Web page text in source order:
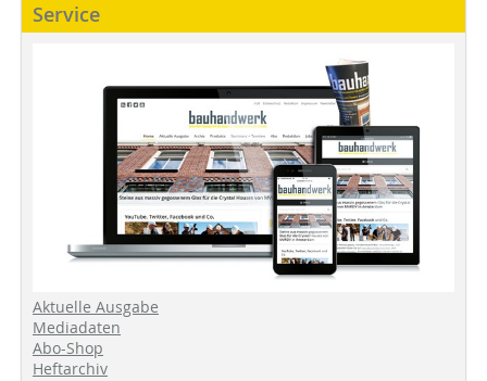
Service
Aktuelle Ausgabe
Mediadaten
Abo-Shop
Heftarchiv